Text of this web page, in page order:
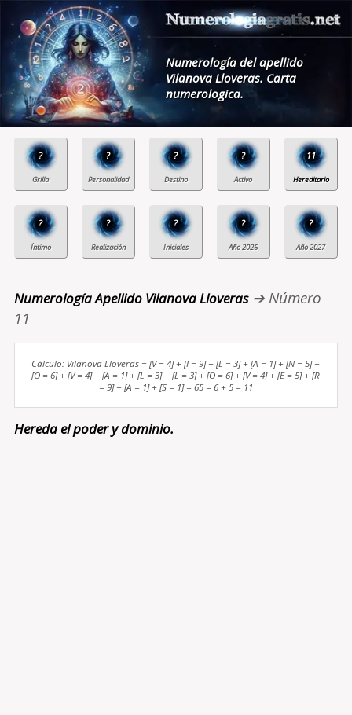
Numerología del apellido
Vilanova Lloveras. Carta
numerologica.
? ? ? ? 11
? ? ? ? ?
Numerología Apellido Vilanova Lloveras➔ Número
11
Cálculo: Vilanova Lloveras = [V = 4] + [I = 9] + [L = 3] + [A = 1] + [N = 5] +
[O = 6] + [V = 4] + [A = 1] + [L = 3] + [L = 3] + [O = 6] + [V = 4] + [E = 5] + [R
= 9] + [A = 1] + [S = 1] = 65 = 6 + 5 = 11
Hereda el poder y dominio.